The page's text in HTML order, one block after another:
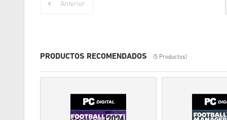
Anterior
PRODUCTOS RECOMENDADOS (5 Productos)